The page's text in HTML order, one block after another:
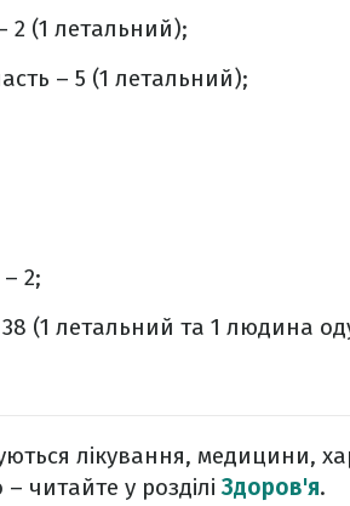
2 (1 летальний);
– 5 (1 летальний);
2;
(1 летальний та 1 людина
лікування, медицини,
читайте у розділі Здоров'я.